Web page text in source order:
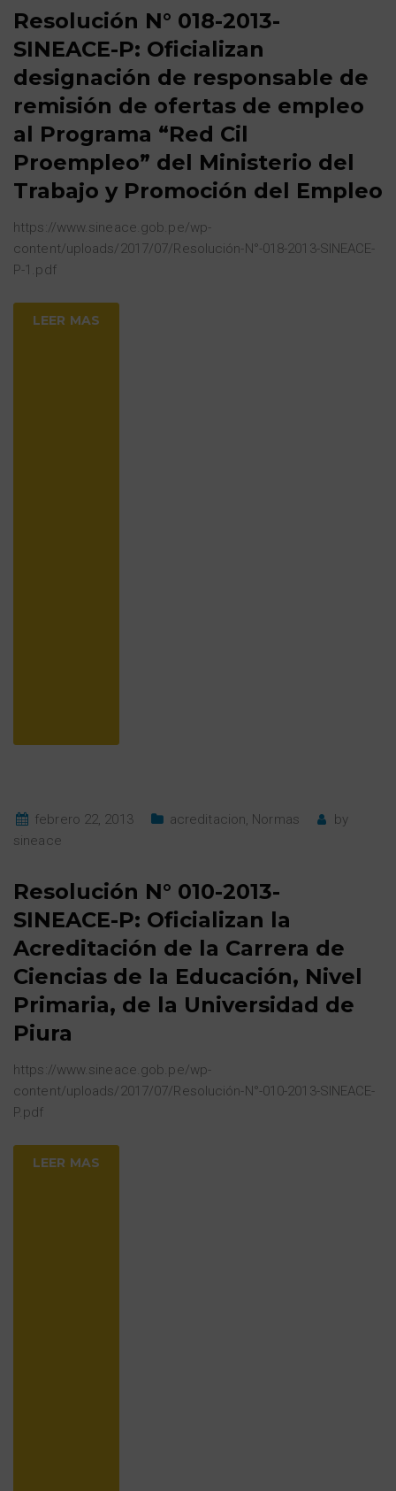
Resolución N° 018-2013-
SINEACE-P: Oficializan
designación de responsable de
remisión de ofertas de empleo
al Programa “Red Cil
Proempleo” del Ministerio del
Trabajo y Promoción del Empleo
https://www.sineace.gob.pe/wp-
content/uploads/2017/07/Resolución-N°-018-2013-SINEACE-
P-1.pdf
LEER MAS
febrero 22, 2013 acreditacion, Normas
by
sineace
Resolución N° 010-2013-
SINEACE-P: Oficializan la
Acreditación de la Carrera de
Ciencias de la Educación, Nivel
Primaria, de la Universidad de
Piura
https://www.sineace.gob.pe/wp-
content/uploads/2017/07/Resolución-N°-010-2013-SINEACE-
P.pdf
LEER MAS